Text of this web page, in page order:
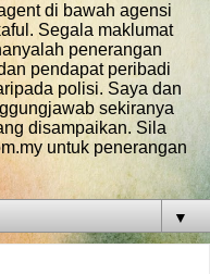
di bawah agensi
Segala maklumat
penerangan
pendapat peribadi
polisi. Saya dan
sekiranya
disampaikan. Sila
untuk penerangan
▼